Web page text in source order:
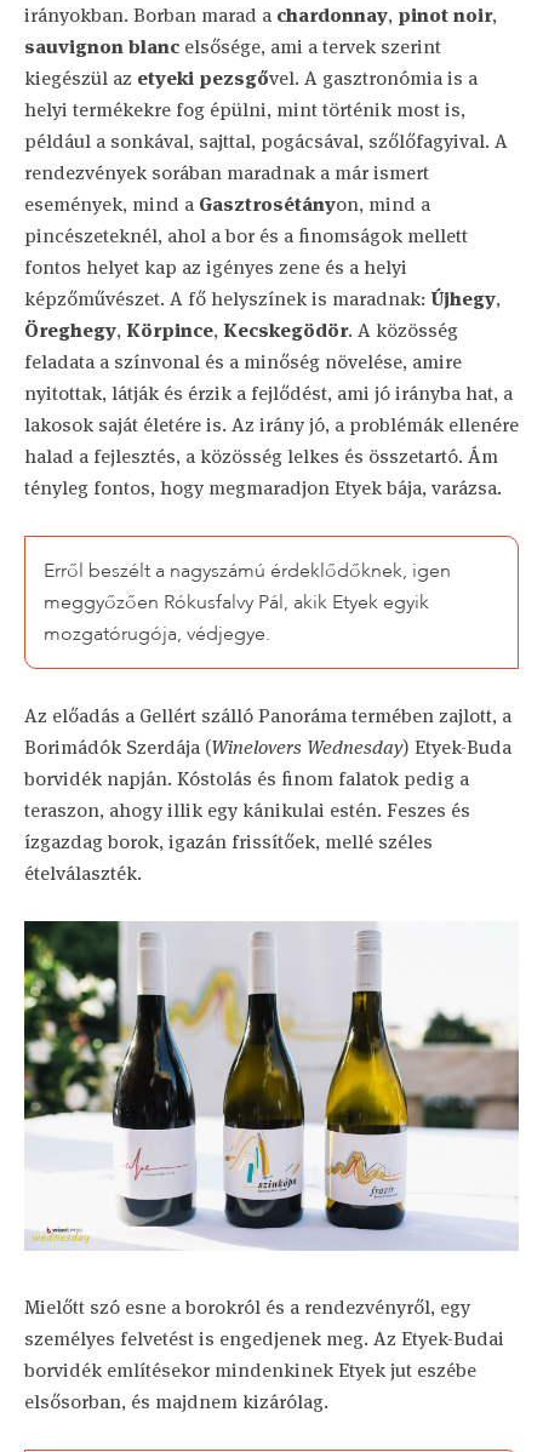
irányokban. Borban marad a chardonnay, pinot noir,
sauvignon blanc elsősége, ami a tervek szerint
kiegészül az etyeki pezsgővel. A gasztronómia is a
helyi termékekre fog épülni, mint történik most is,
például a sonkával, sajttal, pogácsával, szőlőfagyival. A
rendezvények sorában maradnak a már ismert
események, mind a Gasztrosétányon, mind a
pincészeteknél, ahol a bor és a finomságok mellett
fontos helyet kap az igényes zene és a helyi
képzőművészet. A fő helyszínek is maradnak: Újhegy,
Öreghegy, Körpince, Kecskegödör. A közösség
feladata a színvonal és a minőség növelése, amire
nyitottak, látják és érzik a fejlődést, ami jó irányba hat, a
lakosok saját életére is. Az irány jó, a problémák ellenére
halad a fejlesztés, a közösség lelkes és összetartó. Ám
tényleg fontos, hogy megmaradjon Etyek bája, varázsa.
Erről beszélt a nagyszámú érdeklődőknek, igen
meggyőzően Rókusfalvy Pál, akik Etyek egyik
mozgatórugója, védjegye.
Az előadás a Gellért szálló Panoráma termében zajlott, a
Borimádók Szerdája (Winelovers Wednesday) Etyek-Buda
borvidék napján. Kóstolás és finom falatok pedig a
teraszon, ahogy illik egy kánikulai estén. Feszes és
ízgazdag borok, igazán frissítőek, mellé széles
ételválaszték.
Mielőtt szó esne a borokról és a rendezvényről, egy
személyes felvetést is engedjenek meg. Az Etyek-Budai
borvidék említésekor mindenkinek Etyek jut eszébe
elsősorban, és majdnem kizárólag.